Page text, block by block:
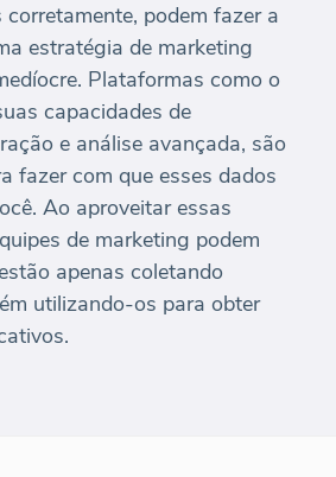
podem fazer a
estratégia de marketing
Plataformas como o
capacidades de
e análise avançada, são
fazer com que esses dados
Ao aproveitar essas
de marketing podem
apenas coletando
utilizando-os para obter